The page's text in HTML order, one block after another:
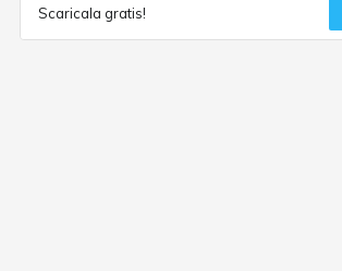
Scaricala gratis!